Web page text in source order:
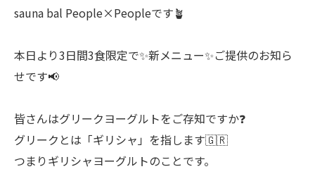
sauna bal People×Peopleです🪴
本日より3日間3食限定で✨新メニュー✨ご提供のお知ら
せです📢
皆さんはグリークヨーグルトをご存知ですか❓
グリークとは「ギリシャ」を指します🇬🇷
つまりギリシャヨーグルトのことです。